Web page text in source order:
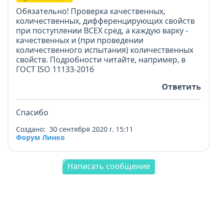
Обязательно! Проверка качественных,
количественных, дифференцирующих свойств
при поступлении ВСЕХ сред, а каждую варку -
качественных и (при проведении
количественного испытания) количественных
свойств. Подробности читайте, например, в
ГОСТ ISO 11133-2016
Ответить
Спасибо
Создано: 30 сентября 2020 г. 15:11
Форум Линко
Написать сообщение